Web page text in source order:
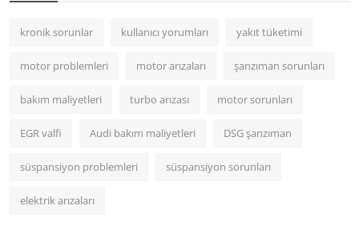
kronik sorunlar kullanıcı yorumları yakıt tüketimi
motor problemleri motor arızaları şanzıman sorunları
bakım maliyetleri turbo arızası motor sorunları
EGR valfi Audi bakım maliyetleri DSG şanzıman
süspansiyon problemleri süspansiyon sorunları
elektrik arızaları